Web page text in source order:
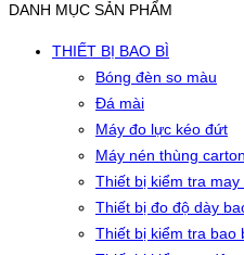
DANH MỤC SẢN PHẨM
THIẾT BỊ BAO BÌ
Bóng đèn so màu
Đá mài
Máy đo lực kéo đứt
Máy nén thùng carton
Thiết bị kiểm tra may
Thiết bị đo độ dày
Thiết bị kiểm tra bao